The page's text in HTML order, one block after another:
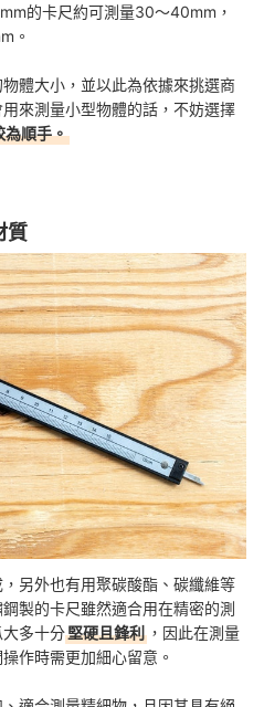
的卡尺約可測量30～40mm，
。
體大小，並以此為依據來挑選商
來測量小型物體的話，不妨選擇
為順手。
質
另外也有用聚碳酸酯、碳纖維等
製的卡尺雖然適合用在精密的測
多十分堅硬且鋒利 ，因此在測量
作時需更加細心留意。